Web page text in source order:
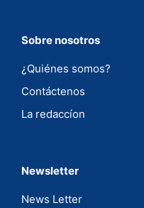
Sobre nosotros
¿Quiénes somos?
Contáctenos
La redaccíon
Newsletter
News Letter